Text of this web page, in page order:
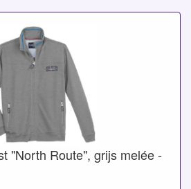
"North Route", grijs melée -